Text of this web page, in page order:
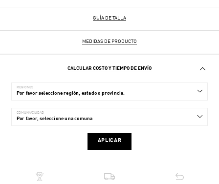
GUÍA DE TALLA
MEDIDAS DE PRODUCTO
CALCULAR COSTO Y TIEMPO DE ENVÍO
REGIONES
COMUNA/CIUDAD
APLICAR